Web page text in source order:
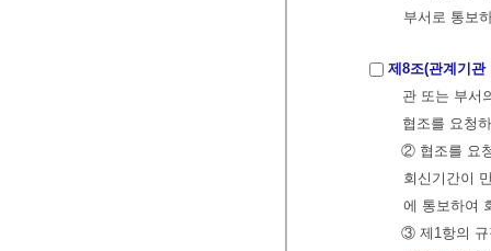
부서로 통보
제8조(관계기관
관 또는 부서
협조를 요청
② 협조를 요
회신기간이
에 통보하여
③ 제1항의 규